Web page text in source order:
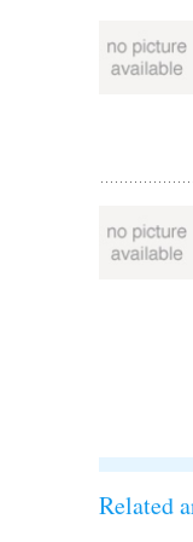
Related